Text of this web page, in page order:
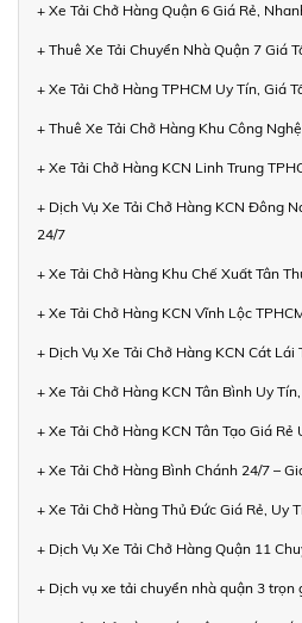
+ Xe Tải Chở Hàng Quận 6 Giá Rẻ,
+ Thuê Xe Tải Chuyển Nhà Quận 7 Giá
+ Xe Tải Chở Hàng TPHCM Uy Tín, Giá
+ Thuê Xe Tải Chở Hàng Khu Công
+ Xe Tải Chở Hàng KCN Linh Trung
+ Dịch Vụ Xe Tải Chở Hàng KCN Đông
24/7
+ Xe Tải Chở Hàng Khu Chế Xuất Tân
+ Xe Tải Chở Hàng KCN Vĩnh Lộc
+ Dịch Vụ Xe Tải Chở Hàng KCN Cát Lái
+ Xe Tải Chở Hàng KCN Tân Bình Uy
+ Xe Tải Chở Hàng KCN Tân Tạo Giá
+ Xe Tải Chở Hàng Bình Chánh 24/7 –
+ Xe Tải Chở Hàng Thủ Đức Giá Rẻ, Uy
+ Dịch Vụ Xe Tải Chở Hàng Quận 11
+ Dịch vụ xe tải chuyển nhà quận 3 trọn